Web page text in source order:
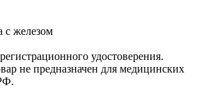
с железом
удостоверения.
не предназначен для медицинских